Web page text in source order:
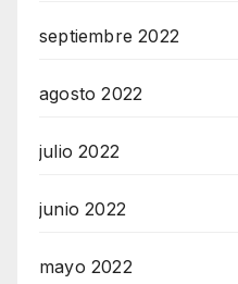
septiembre 2022
agosto 2022
julio 2022
junio 2022
mayo 2022